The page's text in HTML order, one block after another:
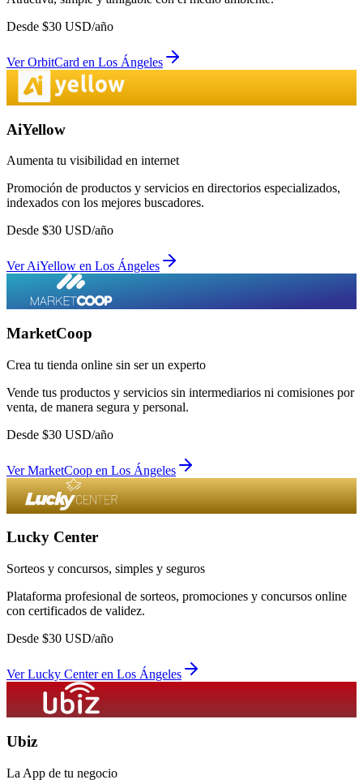
Desde $30 USD/año
VerOrbitCard en Los Ángeles
AiYellow
Aumenta tu visibilidad en internet
Promoción de productos y servicios en directorios especializados,
indexados con los mejores buscadores.
Desde $30 USD/año
VerAiYellow en Los Ángeles
MarketCoop
Crea tu tienda online sin ser un experto
Vende tus productos y servicios sin intermediarios ni comisiones por
venta, de manera segura y personal.
Desde $30 USD/año
VerMarketCoop en Los Ángeles
Lucky Center
Sorteos y concursos, simples y seguros
Plataforma profesional de sorteos, promociones y concursos online
con certificados de validez.
Desde $30 USD/año
VerLucky Centeren Los Ángeles
Ubiz
La App de tu negocio